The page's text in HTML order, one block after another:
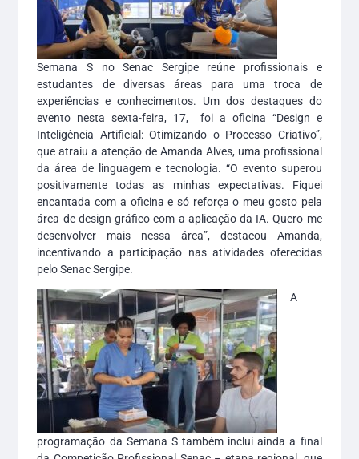
Semana S no Senac Sergipe reúne profissionais e
estudantes de diversas áreas para uma troca de
experiências e conhecimentos. Um dos destaques do
evento nesta sexta-feira, 17, foi a oficina “Design e
Inteligência Artificial: Otimizando o Processo Criativo”,
que atraiu a atenção de Amanda Alves, uma profissional
da área de linguagem e tecnologia. “O evento superou
positivamente todas as minhas expectativas. Fiquei
encantada com a oficina e só reforça o meu gosto pela
área de design gráfico com a aplicação da IA. Quero me
desenvolver mais nessa área”, destacou Amanda,
incentivando a participação nas atividades oferecidas
pelo Senac Sergipe.
A
programação da Semana S também inclui ainda a final